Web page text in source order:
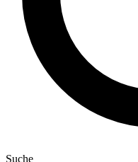
Suche